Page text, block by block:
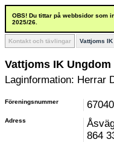
OBS! Du tittar på webbsidor som
2025/26.
Kontakt och tävlingar Vattjoms IK
Vattjoms IK Ungdom
Laginformation: Herrar
Föreningsnummer 67040
Adress
864